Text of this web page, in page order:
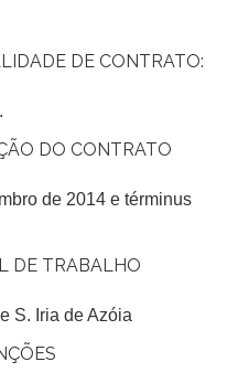
DE CONTRATO:
DO CONTRATO
de 2014 e términus
DE TRABALHO
S. Iria de Azóia